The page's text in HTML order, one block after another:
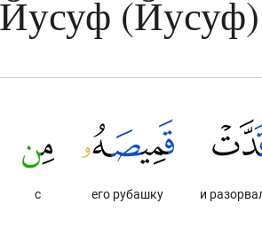
(Йусуф)
и
его рубашку
с